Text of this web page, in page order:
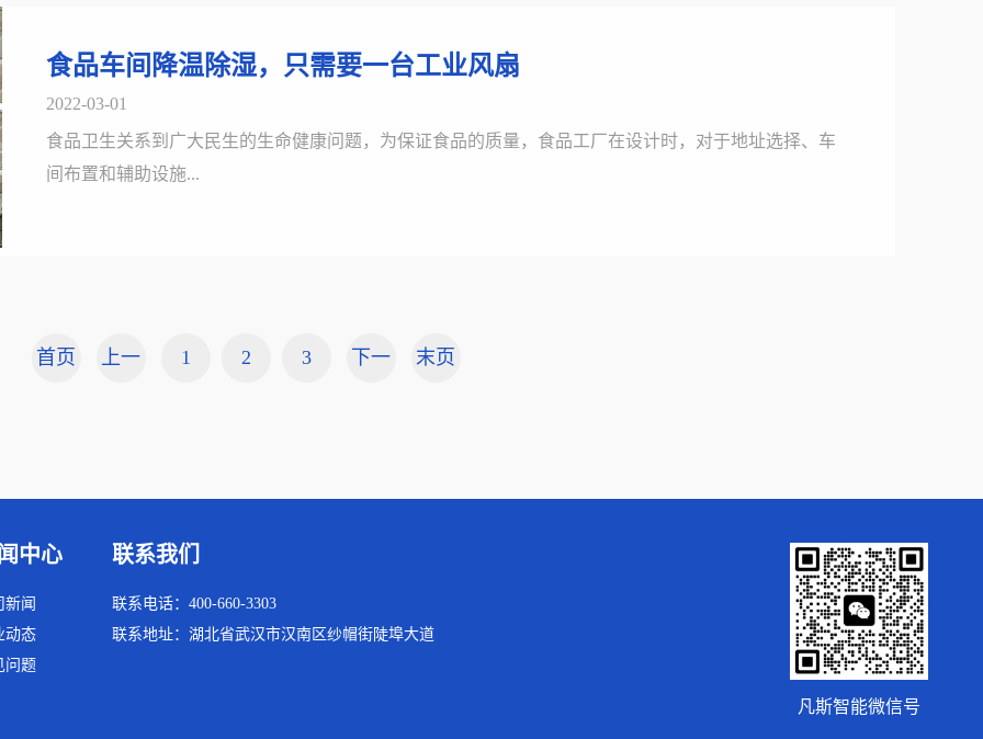
食品车间降温除湿，只需要一台工业风扇
2022-03-01
食品卫生关系到广大民生的生命健康问题，为保证食品的质量，食品工厂在设计时，对于地址选择、车
间布置和辅助设施...
首页 上一 1 2 3 下一 末页
中心
新闻
动态
问题
联系我们
联系电话：400-660-3303
联系地址：湖北省武汉市汉南区纱帽街陡埠大道
凡斯智能微信号